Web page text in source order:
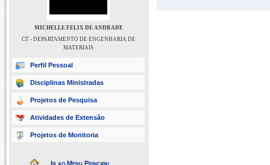
MICHELLE FELIX DE ANDRADE
CT - DEPARTAMENTO DE ENGENHARIA DE
MATERIAIS
Perfil Pessoal
Disciplinas Ministradas
Projetos de Pesquisa
Atividades de Extensão
Projetos de Monitoria
Ir ao Menu Principal